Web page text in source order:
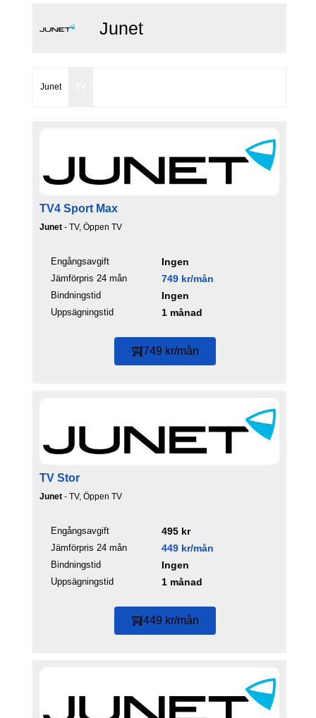
Junet
Junet
TV4 Sport Max
Junet - TV, Öppen TV
Engångsavgift Ingen
Jämförpris 24 mån 749 kr/mån
Bindningstid Ingen
Uppsägningstid 1 månad
749 kr/mån
TV Stor
Junet - TV, Öppen TV
Engångsavgift 495 kr
Jämförpris 24 mån 449 kr/mån
Bindningstid Ingen
Uppsägningstid 1 månad
449 kr/mån